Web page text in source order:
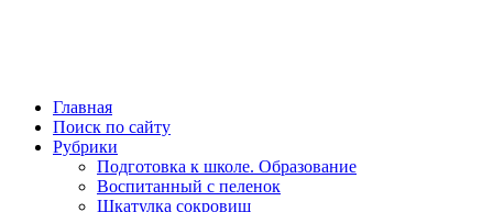
Главная
Поиск по сайту
Рубрики
Подготовка к школе. Образование
Воспитанный с пеленок
Шкатулка сокровищ